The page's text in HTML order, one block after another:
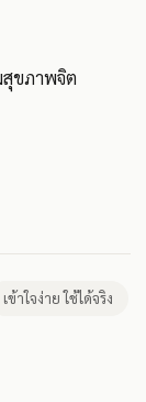
สุขภาพจิต
เข้าใจง่าย ใช้ได้จริง